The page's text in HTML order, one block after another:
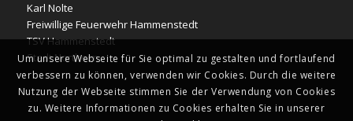
Karl Nolte
Freiwillige Feuerwehr Hammenstedt
TSV Hammenstedt
Stadt Northeim
Um unsere Webseite für Sie optimal zu gestalten und fortlaufend
verbessern zu können, verwenden wir Cookies. Durch die weitere
Nutzung der Webseite stimmen Sie der Verwendung von Cookies
zu. Weitere Informationen zu Cookies erhalten Sie in unserer